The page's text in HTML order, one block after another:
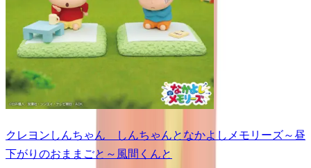
クレヨンしんちゃん しんちゃんとなかよしメモリーズ～昼
下がりのおままごと～風間くんと